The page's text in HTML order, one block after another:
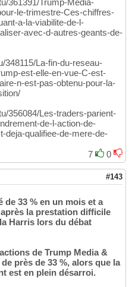
361391/Trump-Media-
le-trimestre-Ces-chiffres-
a-la-viabilite-de-l-
avec-d-autres-geants-de-
348115/La-fin-du-reseau-
est-elle-en-vue-C-est-
n-est-pas-obtenu-pour-la-
356084/Les-traders-parient-
de-l-action-de-
deja-qualifiee-de-mere-de-
7
0
#143
de 33 % en un mois et a
la prestation difficile
Harris lors du débat
de Trump Media &
près de 33 %, alors que la
est en plein désarroi.